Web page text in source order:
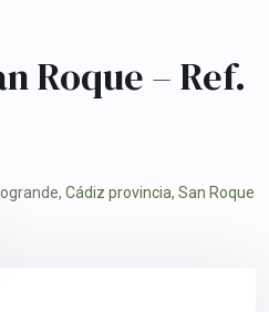
Roque – Ref.
Cádiz provincia, San Roque